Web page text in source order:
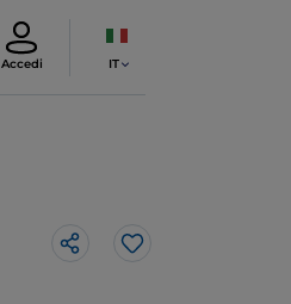
Accedi IT
Like